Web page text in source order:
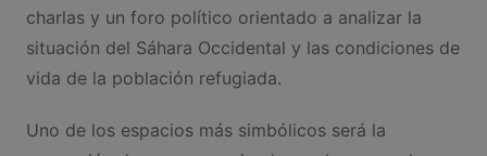
charlas y un foro político orientado a analizar la
situación del Sáhara Occidental y las condiciones de
vida de la población refugiada.
Uno de los espacios más simbólicos será la